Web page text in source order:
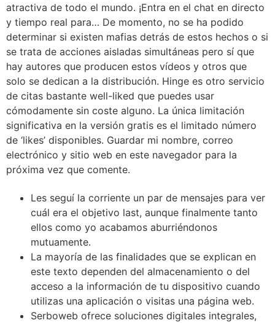
atractiva de todo el mundo. ¡Entra en el chat en directo
y tiempo real para… De momento, no se ha podido
determinar si existen mafias detrás de estos hechos o si
se trata de acciones aisladas simultáneas pero sí que
hay autores que producen estos vídeos y otros que
solo se dedican a la distribución. Hinge es otro servicio
de citas bastante well-liked que puedes usar
cómodamente sin coste alguno. La única limitación
significativa en la versión gratis es el limitado número
de ‘likes’ disponibles. Guardar mi nombre, correo
electrónico y sitio web en este navegador para la
próxima vez que comente.
Les seguí la corriente un par de mensajes para ver
cuál era el objetivo last, aunque finalmente tanto
ellos como yo acabamos aburriéndonos
mutuamente.
La mayoría de las finalidades que se explican en
este texto dependen del almacenamiento o del
acceso a la información de tu dispositivo cuando
utilizas una aplicación o visitas una página web.
Serboweb ofrece soluciones digitales integrales,